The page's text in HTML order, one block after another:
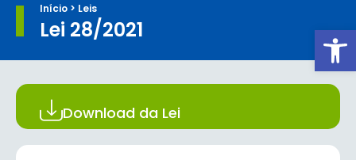
Início > Leis
Lei 28/2021
Download da Lei